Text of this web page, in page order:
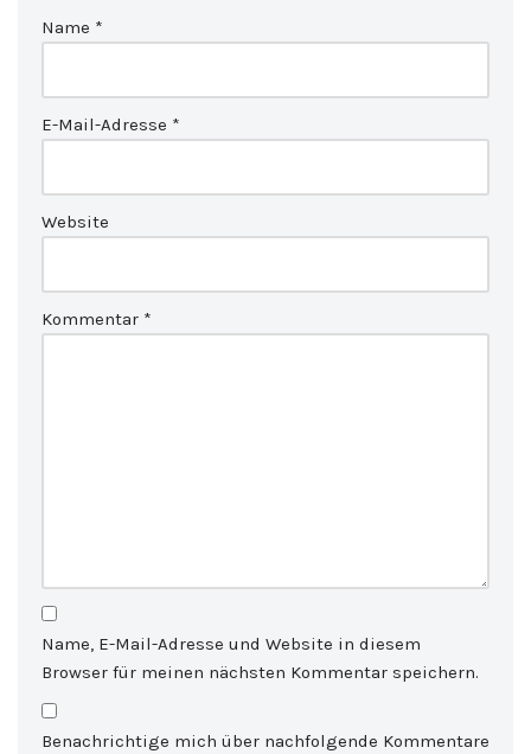
Name *
E-Mail-Adresse *
Website
Kommentar *
Name, E-Mail-Adresse und Website in diesem
Browser für meinen nächsten Kommentar speichern.
Benachrichtige mich über nachfolgende Kommentare